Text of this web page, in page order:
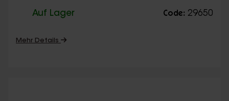
Auf Lager Code: 29650
Mehr Details